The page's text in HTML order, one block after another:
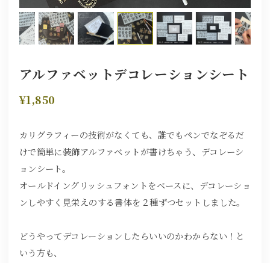
アルファベットデコレーションシート
¥1,850
カリグラフィーの技術がなくても、誰でもペンでなぞるだ
けで簡単に装飾アルファベットが書けちゃう、デコレーシ
ョンシート。
オールドイングリッシュフォントをベースに、デコレーショ
ンしやすく見栄えのする書体を２種ずつセットしました。
どうやってデコレーションしたらいいのかわからない！と
いう方も、